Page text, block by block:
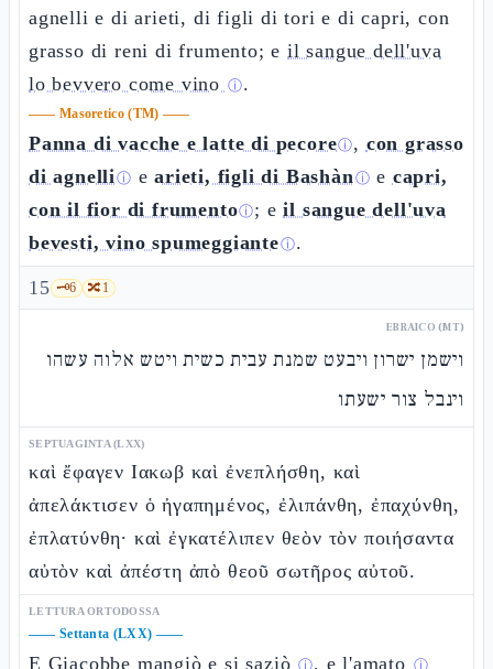
agnelli e di arieti, di figli di tori e di capri, con
grasso di reni di frumento; eil sangue dell'uva
lo bevvero come vino ⓘ.
—— Masoretico (TM) ——
Panna di vacche e latte di pecoreⓘ, con grasso
di agnelliⓘ earieti, figli di Bashànⓘ e capri,
con il fior di frumentoⓘ; eil sangue dell'uva
bevesti, vino spumeggianteⓘ.
15 🗝️6 🔀1
EBRAICO (MT)
וישמן ישרון ויבעט שמנת עבית כשית ויטש אלוה עשהו
וינבל צור ישעתו
SEPTUAGINTA (LXX)
καὶ ἔφαγεν Ιακωβ καὶ ἐνεπλήσθη, καὶ
ἀπελάκτισεν ὁ ἠγαπημένος, ἐλιπάνθη, ἐπαχύνθη,
ἐπλατύνθη· καὶ ἐγκατέλιπεν θεὸν τὸν ποιήσαντα
αὐτὸν καὶ ἀπέστη ἀπὸ θεοῦ σωτῆρος αὐτοῦ.
LETTURA ORTODOSSA
—— Settanta (LXX) ——
E Giacobbe mangiò e si saziò ⓘ, el'amato ⓘ